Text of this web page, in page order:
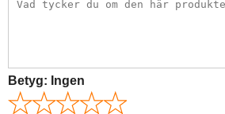
Betyg: Ingen